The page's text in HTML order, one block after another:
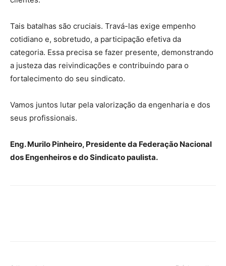
Tais batalhas são cruciais. Travá-las exige empenho
cotidiano e, sobretudo, a participação efetiva da
categoria. Essa precisa se fazer presente, demonstrando
a justeza das reivindicações e contribuindo para o
fortalecimento do seu sindicato.
Vamos juntos lutar pela valorização da engenharia e dos
seus profissionais.
Eng. Murilo Pinheiro, Presidente da Federação Nacional
dos Engenheiros e do Sindicato paulista.